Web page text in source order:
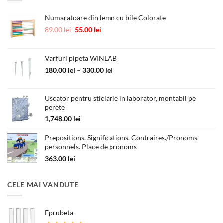
Numaratoare din lemn cu bile Colorate
89.00lei Prețul
fost:
89.00 lei.
55.00 lei
55.00 lei.
Varfuri pipeta WINLAB
180.00 lei – 330.00 lei
180.00 lei
Uscator pentru sticlarie in laborator, montabil pe
perete
1,748.00 lei
Prepositions. Significations. Contraires./Pronoms
personnels. Place de pronoms
363.00 lei
CELE MAI VANDUTE
Eprubeta